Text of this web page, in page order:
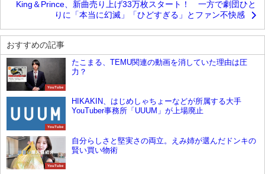
King＆Prince、新曲売り上げ33万枚スタート！ 一方で劇団ひと
りに「本当に幻滅」「ひどすぎる」とファン不快感
おすすめの記事
YouTube
たこまる、TEMU関連の動画を消していた理由は圧
力？
YouTube
HIKAKIN、はじめしゃちょーなどが所属する大手
YouTuber事務所「UUUM」が上場廃止
YouTube
自分らしさと堅実さの両立。えみ姉が選んだドンキの
賢い買い物術